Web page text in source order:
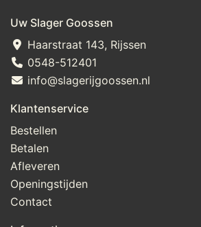
Uw Slager Goossen
Haarstraat 143, Rijssen
0548-512401
info@slagerijgoossen.nl
Klantenservice
Bestellen
Betalen
Afleveren
Openingstijden
Contact